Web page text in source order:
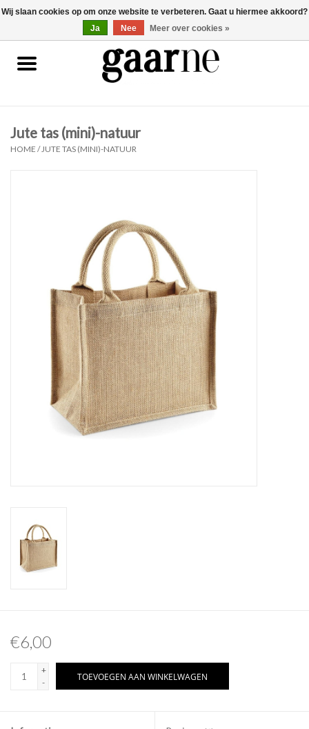
gaarne.be 0 Artikelen - €0,00
Patronen
Garen
Pakketten
Workshops
Jute tas (mini)-natuur
HOME / JUTE TAS (MINI)-NATUUR
€6,00
+
-
TOEVOEGEN AAN WINKELWAGEN
Wij slaan cookies op om onze website te verbeteren. Gaat u hiermee akkoord?
Ja
Nee Meer over cookies »